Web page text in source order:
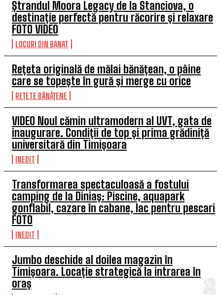
Ștrandul Moora Legacy de la Stanciova, o
destinație perfectă pentru răcorire și relaxare
FOTO VIDEO
LOCURI DIN BANAT
Rețeta originală de mălai bănățean, o pâine
care se topește în gură și merge cu orice
REȚETE BĂNĂȚENE
VIDEO Noul cămin ultramodern al UVT, gata de
inaugurare. Condiții de top și prima grădiniță
universitară din Timișoara
INEDIT
Transformarea spectaculoasă a fostului
camping de la Diniaș: Piscine, aquapark
gonflabil, cazare în cabane, lac pentru pescari
FOTO
INEDIT
Jumbo deschide al doilea magazin în
Timișoara. Locație strategică la intrarea în
oraș